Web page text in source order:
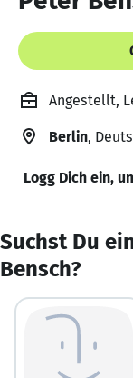
Angestellt,
Berlin,
Logg Dich ein,
Suchst Du
Bensch?